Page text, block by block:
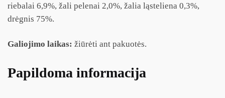
riebalai 6,9%, žali pelenai 2,0%, žalia ląsteliena 0,3%,
drėgnis 75%.
Galiojimo laikas: žiūrėti ant pakuotės.
Papildoma informacija